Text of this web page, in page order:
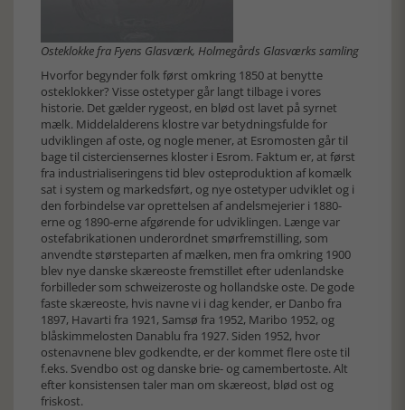
Osteklokke fra Fyens Glasværk, Holmegårds Glasværks samling
Hvorfor begynder folk først omkring 1850 at benytte
osteklokker? Visse ostetyper går langt tilbage i vores
historie. Det gælder rygeost, en blød ost lavet på syrnet
mælk. Middelalderens klostre var betydningsfulde for
udviklingen af oste, og nogle mener, at Esromosten går til
bage til cisterciensernes kloster i Esrom. Faktum er, at først
fra industrialiseringens tid blev osteproduktion af komælk
sat i system og markedsført, og nye ostetyper udviklet og i
den forbindelse var oprettelsen af andelsmejerier i 1880-
erne og 1890-erne afgørende for udviklingen. Længe var
ostefabrikationen underordnet smørfremstilling, som
anvendte størsteparten af mælken, men fra omkring 1900
blev nye danske skæreoste fremstillet efter udenlandske
forbilleder som schweizeroste og hollandske oste. De gode
faste skæreoste, hvis navne vi i dag kender, er Danbo fra
1897, Havarti fra 1921, Samsø fra 1952, Maribo 1952, og
blåskimmelosten Danablu fra 1927. Siden 1952, hvor
ostenavnene blev godkendte, er der kommet flere oste til
f.eks. Svendbo ost og danske brie- og camembertoste. Alt
efter konsistensen taler man om skæreost, blød ost og
friskost.